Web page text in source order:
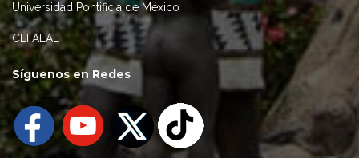
Universidad Pontificia de México
CEFALAE
Síguenos en Redes